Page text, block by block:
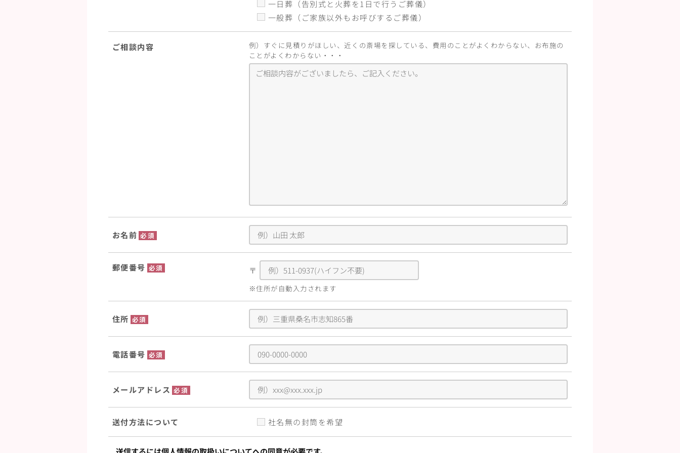
一日葬（告別式と火葬を1日で行うご葬儀）
一般葬（ご家族以外もお呼びするご葬儀）
ご相談内容
例）すぐに見積りがほしい、近くの斎場を探している、費用のことがよくわからない、お布施の
ことがよくわからない・・・
お名前 必須
郵便番号 必須 〒
※住所が自動入力されます
住所 必須
電話番号 必須
メールアドレス 必須
送付方法について 社名無の封筒を希望